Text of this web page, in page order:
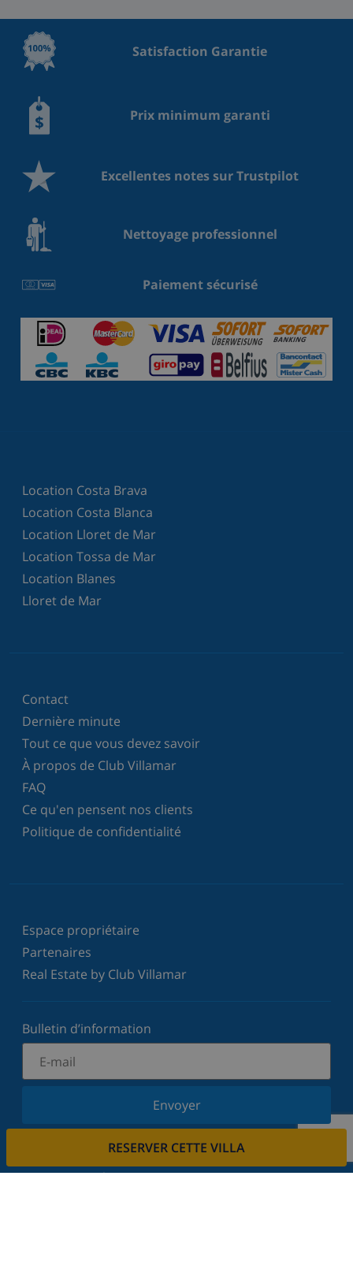
RESERVER CETTE VILLA
Satisfaction Garantie
Prix minimum garanti
Excellentes notes sur Trustpilot
Nettoyage professionnel
Paiement sécurisé
Location Costa Brava
Location Costa Blanca
Location Lloret de Mar
Location Tossa de Mar
Location Blanes
Lloret de Mar
Contact
Dernière minute
Tout ce que vous devez savoir
À propos de Club Villamar
FAQ
Ce qu'en pensent nos clients
Politique de confidentialité
Espace propriétaire
Partenaires
Real Estate by Club Villamar
Bulletin d’information
Envoyer
Inscrivez-vous à notre newsletter et restez informé
votre vie privée.